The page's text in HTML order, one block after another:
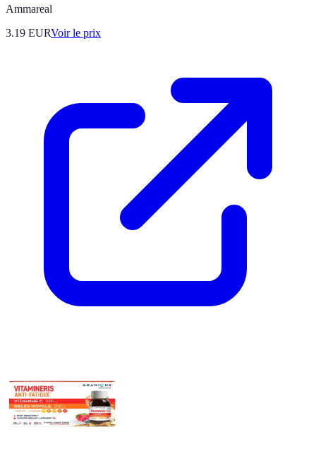
Ammareal
3.19 EURVoir le prix